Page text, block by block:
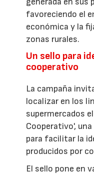
favoreciendo el
económica y la
zonas rurales.
Un sello para
cooperativo
La campaña
localizar en los
supermercados
Cooperativo',
para facilitar la
producidos por
El sello pone en